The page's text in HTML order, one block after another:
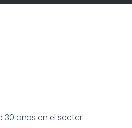
años en el sector.